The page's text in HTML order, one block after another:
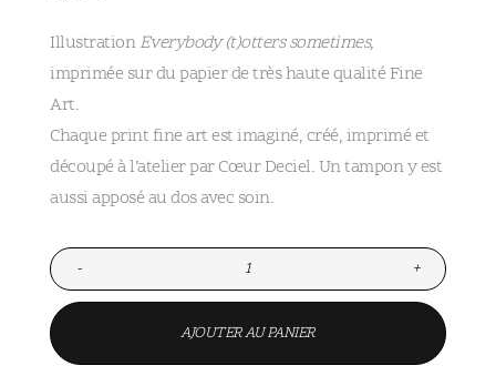
IllustrationEverybody (t)otters sometimes,
imprimée sur du papier de très haute qualité Fine
Art.
Chaque print fine art est imaginé, créé, imprimé et
découpé à l’atelier par Cœur Deciel. Un tampon y est
aussi apposé au dos avec soin.
+
-
AJOUTER AU PANIER